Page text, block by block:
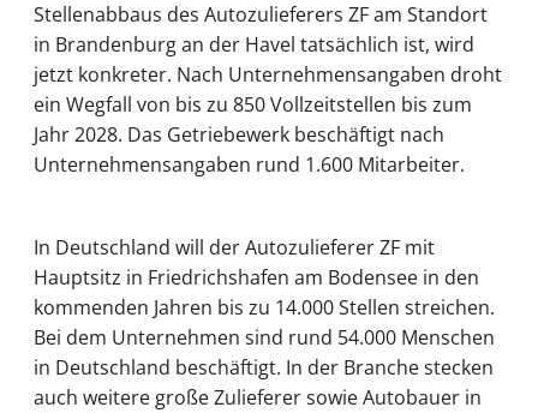
Stellenabbaus des Autozulieferers ZF am Standort
in Brandenburg an der Havel tatsächlich ist, wird
jetzt konkreter. Nach Unternehmensangaben droht
ein Wegfall von bis zu 850 Vollzeitstellen bis zum
Jahr 2028. Das Getriebewerk beschäftigt nach
Unternehmensangaben rund 1.600 Mitarbeiter.
In Deutschland will der Autozulieferer ZF mit
Hauptsitz in Friedrichshafen am Bodensee in den
kommenden Jahren bis zu 14.000 Stellen streichen.
Bei dem Unternehmen sind rund 54.000 Menschen
in Deutschland beschäftigt. In der Branche stecken
auch weitere große Zulieferer sowie Autobauer in